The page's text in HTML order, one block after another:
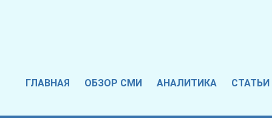
ГЛАВНАЯ ОБЗОР СМИ АНАЛИТИКА СТАТЬИ